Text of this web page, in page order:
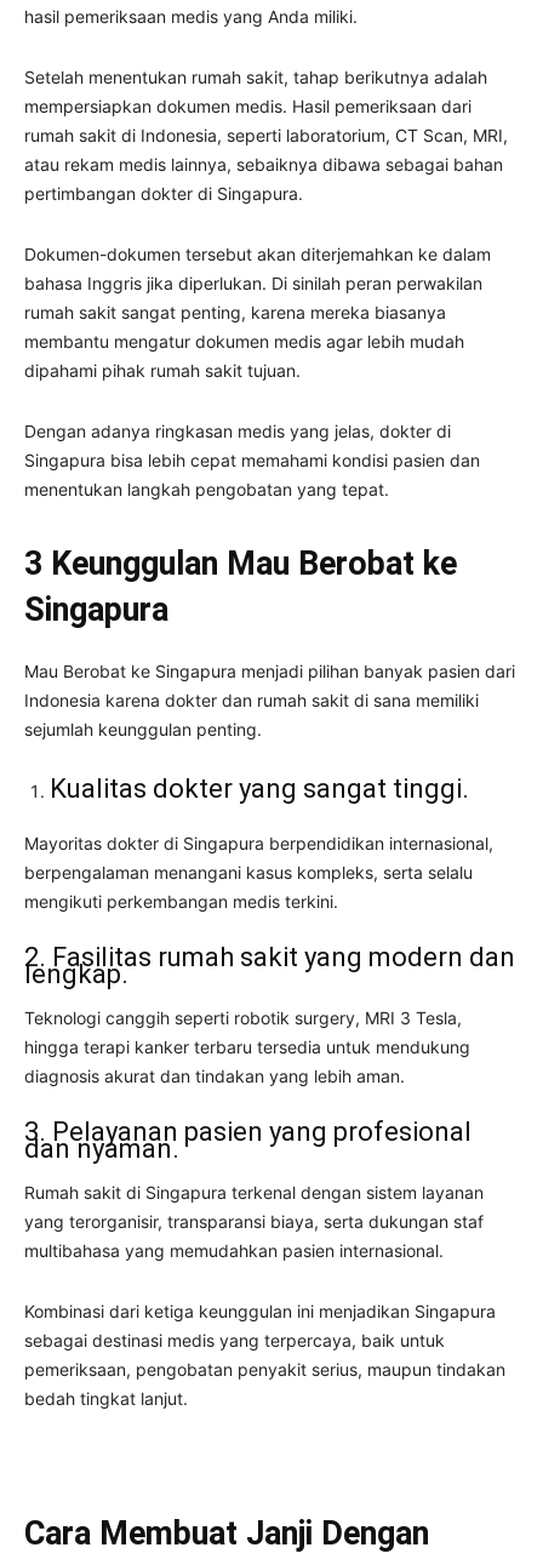
hasil pemeriksaan medis yang Anda miliki.
Setelah menentukan rumah sakit, tahap berikutnya adalah
mempersiapkan dokumen medis. Hasil pemeriksaan dari
rumah sakit di Indonesia, seperti laboratorium, CT Scan, MRI,
atau rekam medis lainnya, sebaiknya dibawa sebagai bahan
pertimbangan dokter di Singapura.
Dokumen-dokumen tersebut akan diterjemahkan ke dalam
bahasa Inggris jika diperlukan. Di sinilah peran perwakilan
rumah sakit sangat penting, karena mereka biasanya
membantu mengatur dokumen medis agar lebih mudah
dipahami pihak rumah sakit tujuan.
Dengan adanya ringkasan medis yang jelas, dokter di
Singapura bisa lebih cepat memahami kondisi pasien dan
menentukan langkah pengobatan yang tepat.
3 Keunggulan Mau Berobat ke
Singapura
Mau Berobat ke Singapura menjadi pilihan banyak pasien dari
Indonesia karena dokter dan rumah sakit di sana memiliki
sejumlah keunggulan penting.
Kualitas dokter yang sangat tinggi.
Mayoritas dokter di Singapura berpendidikan internasional,
berpengalaman menangani kasus kompleks, serta selalu
mengikuti perkembangan medis terkini.
2. Fasilitas rumah sakit yang modern dan
lengkap.
Teknologi canggih seperti robotik surgery, MRI 3 Tesla,
hingga terapi kanker terbaru tersedia untuk mendukung
diagnosis akurat dan tindakan yang lebih aman.
3. Pelayanan pasien yang profesional
dan nyaman.
Rumah sakit di Singapura terkenal dengan sistem layanan
yang terorganisir, transparansi biaya, serta dukungan staf
multibahasa yang memudahkan pasien internasional.
Kombinasi dari ketiga keunggulan ini menjadikan Singapura
sebagai destinasi medis yang terpercaya, baik untuk
pemeriksaan, pengobatan penyakit serius, maupun tindakan
bedah tingkat lanjut.
Cara Membuat Janji Dengan